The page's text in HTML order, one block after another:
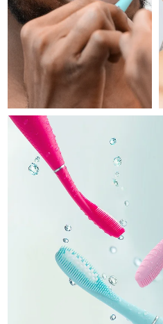
FAQ™产品
All anti-aging
FAQ™产品
All LED
FAQ™
All toning
PEACH™ 2
IPL hair
PEACH™ 2
Travel-friendly
PEACH™
Cooling IPL
LUNA™ 4
Massaging
Firming body
痘肌护理
ESPADA™ 2
Recurring
ESPADA™
Concentrated
ESPADA™
All acne
BEAR™ 2
Microcurrent
IRIS™ 2
眼部护肤
Advanced eye
眼部护理设备
All revitalizing
毛孔护理
Diamond
KIWI™
Blackhead
KIWI™ 皮肤
Advanced pore
2-in-1 LED
FLIP™ play
LED light
LUNA™
Serum
For healthy hair
牙齿美白
NEW
issa™
Dual LED +
issa™
18% PAP
直布罗陀
希腊
中国香港特别行政区
匈牙利
冰岛
印度尼西亚